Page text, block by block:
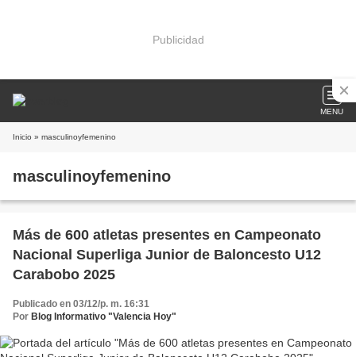
Publicidad
MENU
Inicio » masculinoyfemenino
masculinoyfemenino
Más de 600 atletas presentes en Campeonato
Nacional Superliga Junior de Baloncesto U12
Carabobo 2025
Publicado en 03/12/p. m. 16:31
Por Blog Informativo "Valencia Hoy"